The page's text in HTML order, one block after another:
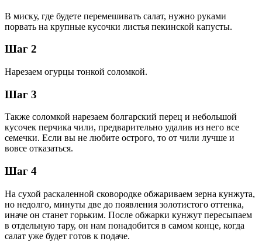
В миску, где будете перемешивать салат, нужно руками
порвать на крупные кусочки листья пекинской капусты.
Шаг 2
Нарезаем огурцы тонкой соломкой.
Шаг 3
Также соломкой нарезаем болгарский перец и небольшой
кусочек перчика чили, предварительно удалив из него все
семечки. Если вы не любите острого, то от чили лучше и
вовсе отказаться.
Шаг 4
На сухой раскаленной сковородке обжариваем зерна кунжута,
но недолго, минуты две до появления золотистого оттенка,
иначе он станет горьким. После обжарки кунжут пересыпаем
в отдельную тару, он нам понадобится в самом конце, когда
салат уже будет готов к подаче.